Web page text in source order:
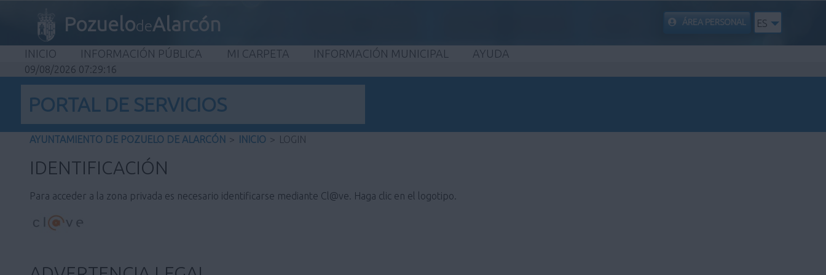
PozuelodeAlarcón ÁREA PERSONAL ES
INICIO INFORMACIÓN PÚBLICA MI CARPETA INFORMACIÓN MUNICIPAL AYUDA
09/08/2026 07:29:16
PORTAL DE SERVICIOS
AYUNTAMIENTO DE POZUELO DE ALARCÓN > INICIO > LOGIN
IDENTIFICACIÓN
Para acceder a la zona privada es necesario identificarse mediante Cl@ve. Haga clic en el logotipo.